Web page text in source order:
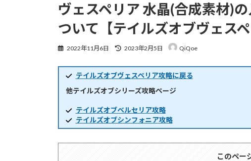
ヴェスペリア 水晶(合成素材)
ついて【テイルズオブヴェスペ
2022年11月6日
最
新
日
時
2023年2月5日 QiQoe
テイルズオブヴェスペリア攻略に戻る
他テイルズオブシリーズ攻略ページ
テイルズオブベルセリア攻略
テイルズオブシンフォニア攻略
このペー